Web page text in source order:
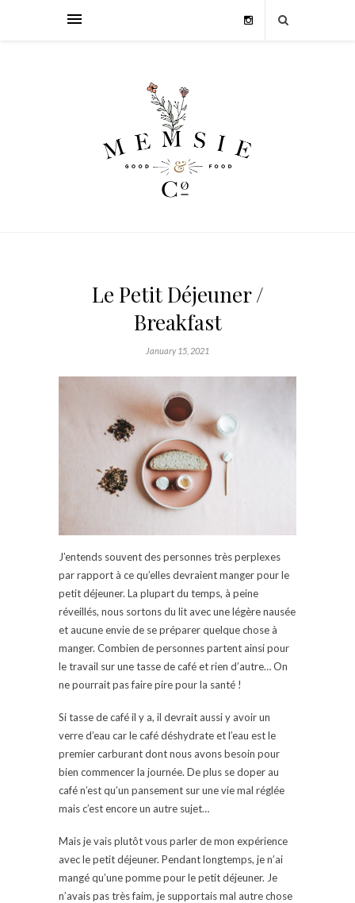
Le Petit Déjeuner /
Breakfast
January 15, 2021
J’entends souvent des personnes très perplexes
par rapport à ce qu’elles devraient manger pour le
petit déjeuner. La plupart du temps, à peine
réveillés, nous sortons du lit avec une légère nausée
et aucune envie de se préparer quelque chose à
manger. Combien de personnes partent ainsi pour
le travail sur une tasse de café et rien d’autre… On
ne pourrait pas faire pire pour la santé !
Si tasse de café il y a, il devrait aussi y avoir un
verre d’eau car le café déshydrate et l’eau est le
premier carburant dont nous avons besoin pour
bien commencer la journée. De plus se doper au
café n’est qu’un pansement sur une vie mal réglée
mais c’est encore un autre sujet…
Mais je vais plutôt vous parler de mon expérience
avec le petit déjeuner. Pendant longtemps, je n’ai
mangé qu’une pomme pour le petit déjeuner. Je
n’avais pas très faim, je supportais mal autre chose